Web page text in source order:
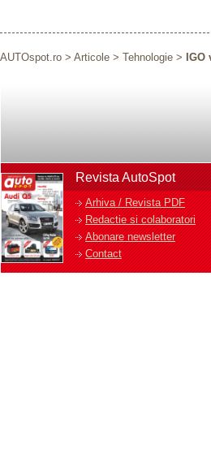
AUTOspot.ro > Articole > Tehnologie > IGO
Revista AutoSpot
Arhiva / Revista PDF
Redactie si colaboratori
Abonare newsletter
Contact